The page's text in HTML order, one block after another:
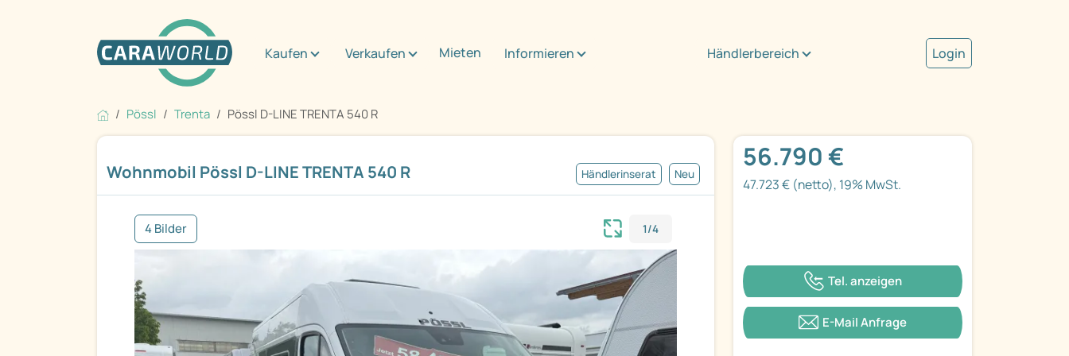
Kaufen Verkaufen Mieten Informieren Händlerbereich Login
Pössl Trenta Pössl D-LINE TRENTA 540 R
Wohnmobil Pössl D-LINE TRENTA 540 R Händlerinserat Neu
4 Bilder 1/4
56.790 €
47.723 € (netto), 19% MwSt.
Tel. anzeigen
E-Mail Anfrage